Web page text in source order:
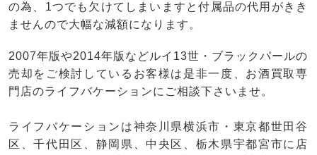
の為、1つでも欠けてしまいますと付属品の代用がきき
ませんので大幅な減額になります。
2007年版や2014年版などルイ13世・ブラックパールの
売却をご検討しているお客様は是非一度、お酒買取専
門店のライフバケーションにご相談下さいませ。
ライフバケーションは神奈川県横浜市・東京都世田谷
区、千代田区、静岡県、中央区、栃木県宇都宮市に店